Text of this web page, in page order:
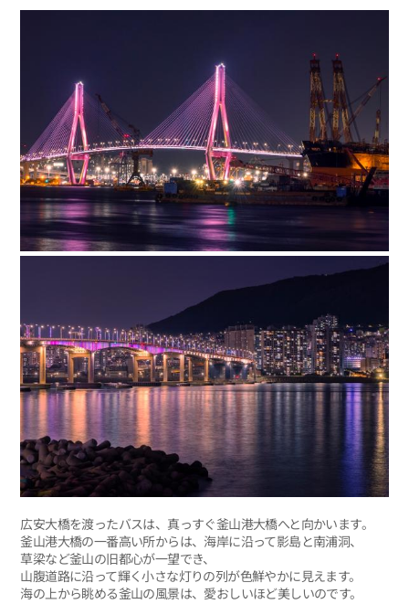
広安大橋を渡ったバスは、真っすぐ釜山港大橋へと向かいます。
釜山港大橋の一番高い所からは、海岸に沿って影島と南浦洞、
草梁など釜山の旧都心が一望でき、
山腹道路に沿って輝く小さな灯りの列が色鮮やかに見えます。
海の上から眺める釜山の風景は、愛おしいほど美しいのです。